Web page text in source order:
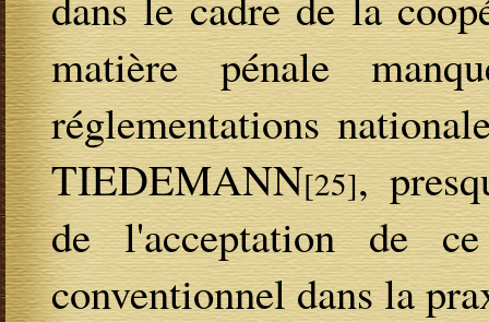
matière pénale
réglementations
TIEDEMANN[25],
de l'acceptation de
conventionnel dans la